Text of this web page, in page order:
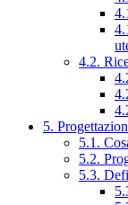
4.2.
5.
5.1.
5.2.
5.3.